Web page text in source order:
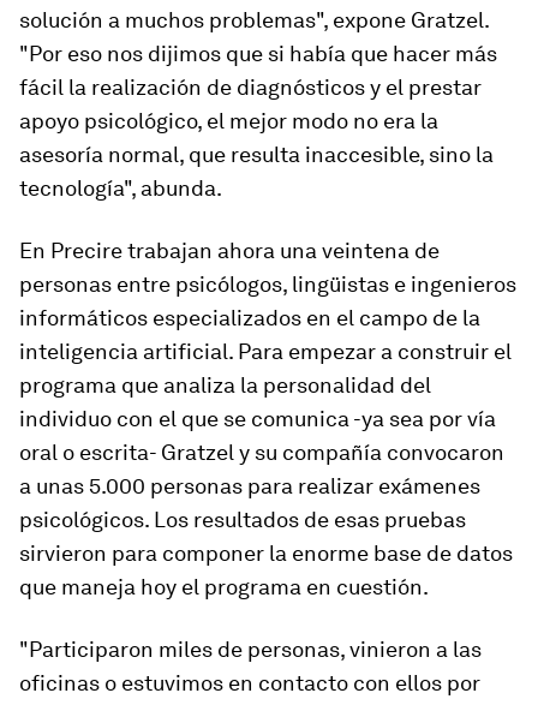
solución a muchos problemas", expone Gratzel.
"Por eso nos dijimos que si había que hacer más
fácil la realización de diagnósticos y el prestar
apoyo psicológico, el mejor modo no era la
asesoría normal, que resulta inaccesible, sino la
tecnología", abunda.
En Precire trabajan ahora una veintena de
personas entre psicólogos, lingüistas e ingenieros
informáticos especializados en el campo de la
inteligencia artificial. Para empezar a construir el
programa que analiza la personalidad del
individuo con el que se comunica -ya sea por vía
oral o escrita- Gratzel y su compañía convocaron
a unas 5.000 personas para realizar exámenes
psicológicos. Los resultados de esas pruebas
sirvieron para componer la enorme base de datos
que maneja hoy el programa en cuestión.
"Participaron miles de personas, vinieron a las
oficinas o estuvimos en contacto con ellos por